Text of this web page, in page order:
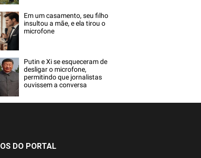
Em um casamento, seu filho
insultou a mãe, e ela tirou o
microfone
Putin e Xi se esqueceram de
desligar o microfone,
permitindo que jornalistas
ouvissem a conversa
DO PORTAL